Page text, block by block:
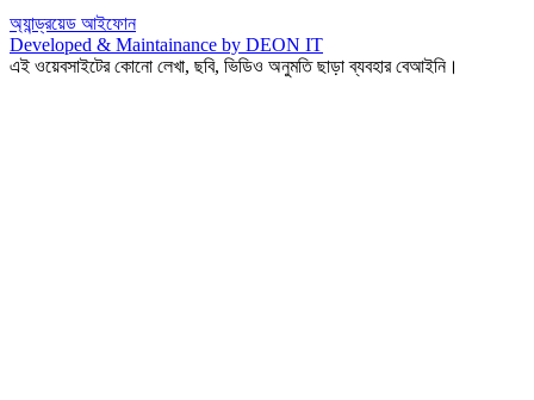
অ্যান্ড্রয়েড আইফোন
Developed & Maintainance by DEON IT
এই ওয়েবসাইটের কোনো লেখা, ছবি, ভিডিও অনুমতি ছাড়া ব্যবহার বেআইনি।